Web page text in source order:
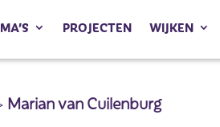
PROJECTEN WIJKEN
Marian van Cuilenburg